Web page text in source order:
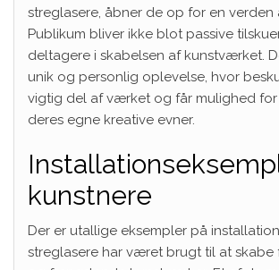
streglasere, åbner de op for en verden
Publikum bliver ikke blot passive
deltagere i skabelsen af kunstværket.
unik og personlig oplevelse, hvor
vigtig del af værket og får mulighed
deres egne kreative evner.
kunstnere
Der er utallige eksempler på
streglasere har været brugt til at skabe